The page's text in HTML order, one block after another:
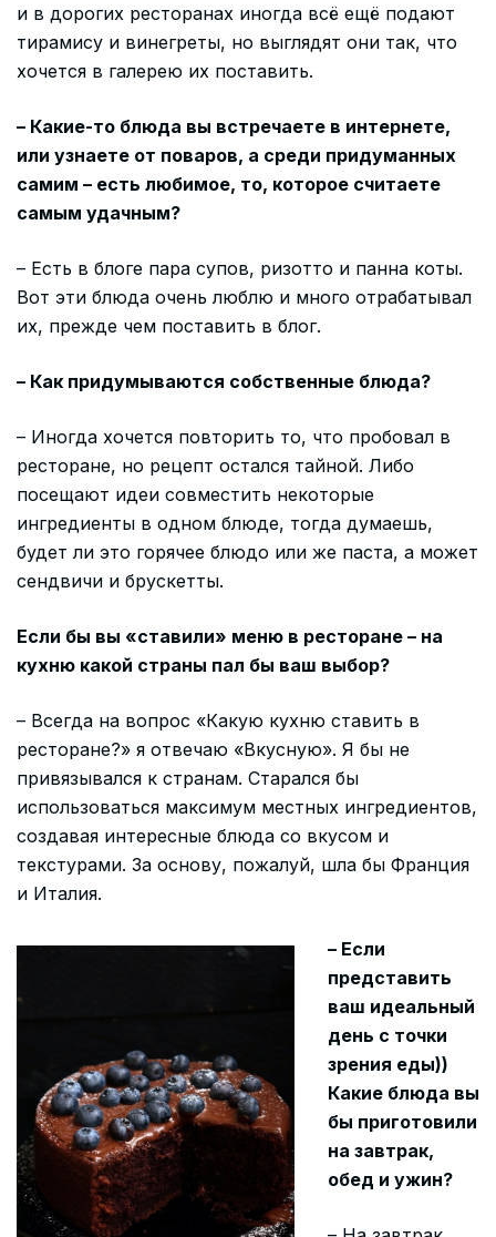
и в дорогих ресторанах иногда всё ещё подают
тирамису и винегреты, но выглядят они так, что
хочется в галерею их поставить.
– Какие-то блюда вы встречаете в интернете,
или узнаете от поваров, а среди придуманных
самим – есть любимое, то, которое считаете
самым удачным?
– Есть в блоге пара супов, ризотто и панна коты.
Вот эти блюда очень люблю и много отрабатывал
их, прежде чем поставить в блог.
– Как придумываются собственные блюда?
– Иногда хочется повторить то, что пробовал в
ресторане, но рецепт остался тайной. Либо
посещают идеи совместить некоторые
ингредиенты в одном блюде, тогда думаешь,
будет ли это горячее блюдо или же паста, а может
сендвичи и брускетты.
Если бы вы «ставили» меню в ресторане – на
кухню какой страны пал бы ваш выбор?
– Всегда на вопрос «Какую кухню ставить в
ресторане?» я отвечаю «Вкусную». Я бы не
привязывался к странам. Старался бы
использоваться максимум местных ингредиентов,
создавая интересные блюда со вкусом и
текстурами. За основу, пожалуй, шла бы Франция
и Италия.
– Если
представить
ваш идеальный
день с точки
зрения еды))
Какие блюда вы
бы приготовили
на завтрак,
обед и ужин?